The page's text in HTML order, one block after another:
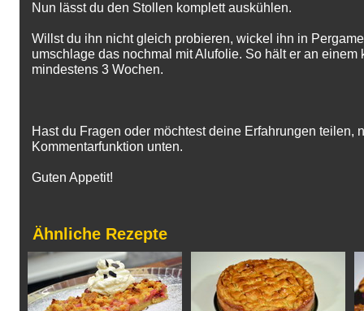
Nun lässt du den Stollen komplett auskühlen.
Willst du ihn nicht gleich probieren, wickel ihn in
umschlage das nochmal mit Alufolie. So hält er an einem
mindestens 3 Wochen.
Hast du Fragen oder möchtest deine Erfahrungen teilen,
Kommentarfunktion unten.
Guten Appetit!
Ähnliche Rezepte